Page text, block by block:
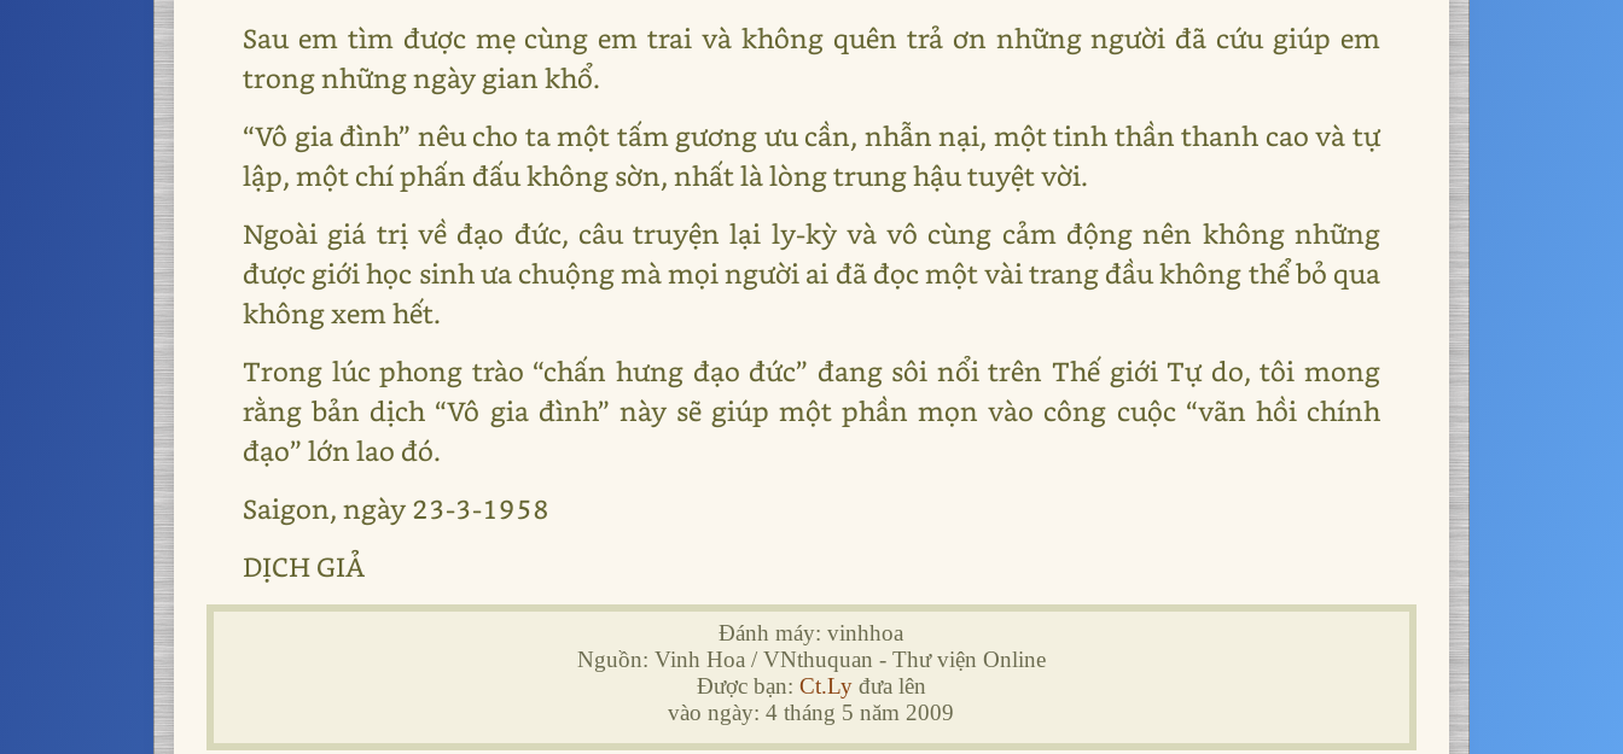
Sau em tìm được mẹ cùng em trai và không quên trả ơn những người đã cứu giúp em
trong những ngày gian khổ.
“Vô gia đình” nêu cho ta một tấm gương ưu cần, nhẫn nại, một tinh thần thanh cao và tự
lập, một chí phấn đấu không sờn, nhất là lòng trung hậu tuyệt vời.
Ngoài giá trị về đạo đức, câu truyện lại ly-kỳ và vô cùng cảm động nên không những
được giới học sinh ưa chuộng mà mọi người ai đã đọc một vài trang đầu không thể bỏ qua
không xem hết.
Trong lúc phong trào “chấn hưng đạo đức” đang sôi nổi trên Thế giới Tự do, tôi mong
rằng bản dịch “Vô gia đình” này sẽ giúp một phần mọn vào công cuộc “vãn hồi chính
đạo” lớn lao đó.
Saigon, ngày 23-3-1958
DỊCH GIẢ
Đánh máy: vinhhoa
Nguồn: Vinh Hoa / VNthuquan - Thư viện Online
Được bạn: Ct.Lyđưa lên
vào ngày: 4 tháng 5 năm 2009